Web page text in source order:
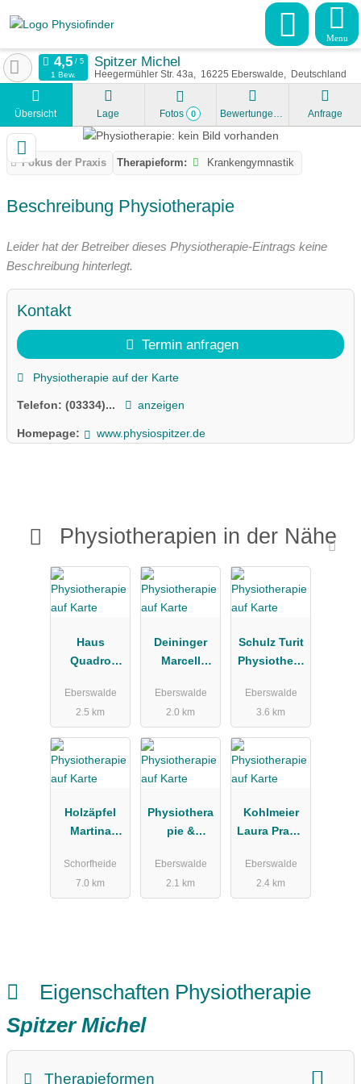
Menu
Spitzer Michel
Heegermühler Str. 43a 16225 Eberswalde Deutschland
1 Bew.
Übersicht Lage Fotos 0 Bewertungen Anfrage
Fokus der Praxis Therapieform: Krankengymnastik
Beschreibung Physiotherapie
Leider hat der Betreiber dieses Physiotherapie-Eintrags keine
Beschreibung hinterlegt.
Kontakt
Termin anfragen
Physiotherapie auf der Karte
Telefon: (03334)... anzeigen
Homepage: www.physiospitzer.de
Physiotherapien in der Nähe
Haus
Quadro
Physiothera
pie u.
Osteopathie
Eberswalde
2.5 km
Deininger
Marcell
pie
Eberswalde
2.0 km
Schulz Turit
Physiothera
Eberswalde
3.6 km
Holzäpfel
Martina
pie
Schorfheide
7.0 km
Physiothera
pie &
Ulrike
Liedtke
Eberswalde
2.1 km
Kohlmeier
Laura Praxis
Physiothera
pie
Eberswalde
2.4 km
Eigenschaften Physiotherapie
Spitzer Michel
Therapieformen